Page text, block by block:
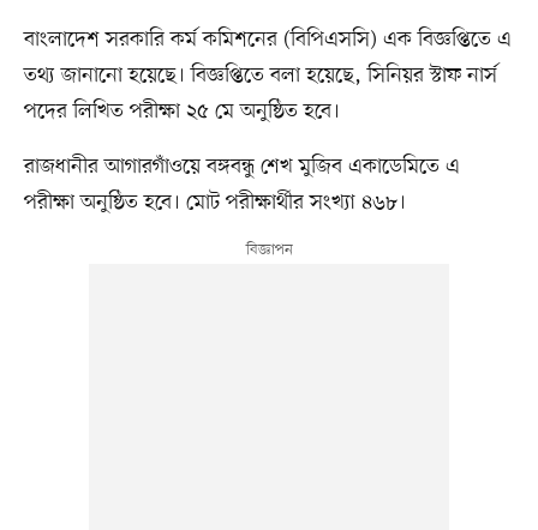
বাংলাদেশ সরকারি কর্ম কমিশনের (বিপিএসসি) এক বিজ্ঞপ্তিতে এ
তথ্য জানানো হয়েছে। বিজ্ঞপ্তিতে বলা হয়েছে, সিনিয়র স্টাফ নার্স
পদের লিখিত পরীক্ষা ২৫ মে অনুষ্ঠিত হবে।
রাজধানীর আগারগাঁওয়ে বঙ্গবন্ধু শেখ মুজিব একাডেমিতে এ
পরীক্ষা অনুষ্ঠিত হবে। মোট পরীক্ষার্থীর সংখ্যা ৪৬৮।